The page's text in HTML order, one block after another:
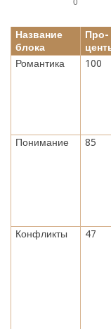
Название
блока
Про-
Романтика 100
Понимание
85
Конфликты
47